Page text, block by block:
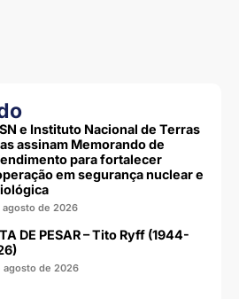
e Instituto Nacional de Terras
assinam Memorando de
para fortalecer
em segurança nuclear e
agosto de 2026
DE PESAR – Tito Ryff (1944-
agosto de 2026